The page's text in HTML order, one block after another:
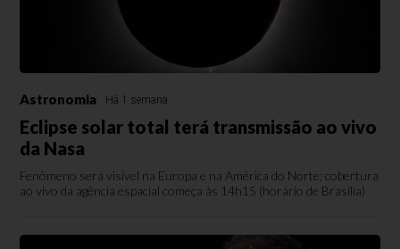
Astronomia Há 1 semana
Eclipse solar total terá transmissão ao vivo
da Nasa
Fenômeno será visível na Europa e na América do Norte; cobertura
ao vivo da agência espacial começa às 14h15 (horário de Brasília)